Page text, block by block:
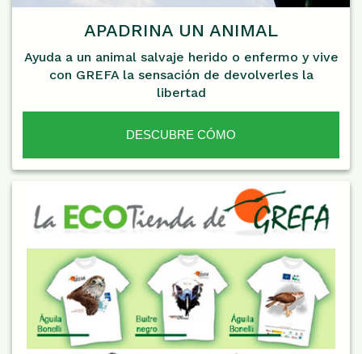
APADRINA UN ANIMAL
Ayuda a un animal salvaje herido o enfermo y vive
con GREFA la sensación de devolverles la
libertad
DESCUBRE CÓMO